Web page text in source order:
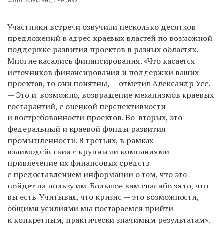
Участники встречи озвучили несколько десятков
предложений в адрес краевых властей по возможной
поддержке развития проектов в разных областях.
Многие касались финансирования. «Что касается
источников финансирования и поддержки ваших
проектов, то они понятны, — отметил Александр Усс.
— Это и, возможно, возвращение механизмов краевых
госгарантий, с оценкой перспективности
и востребованности проектов. Во-вторых, это
федеральный и краевой фонды развития
промышленности. В третьих, в рамках
взаимодействия с крупными компаниями —
привлечение их финансовых средств
с предоставлением информации о том, что это
пойдет на пользу им. Большое вам спасибо за то, что
вы есть. Учитывая, что кризис — это возможности,
общими усилиями мы постараемся прийти
к конкретным, практически значимым результатам».